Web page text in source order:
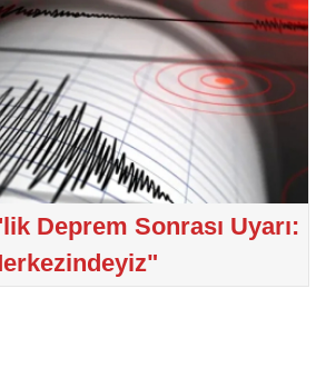
Deprem Sonrası Uyarı: